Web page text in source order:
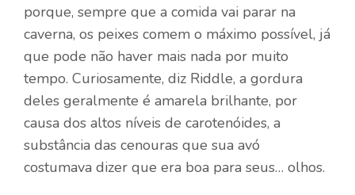
porque, sempre que a comida vai parar na
caverna, os peixes comem o máximo possível, já
que pode não haver mais nada por muito
tempo. Curiosamente, diz Riddle, a gordura
deles geralmente é amarela brilhante, por
causa dos altos níveis de carotenóides, a
substância das cenouras que sua avó
costumava dizer que era boa para seus… olhos.